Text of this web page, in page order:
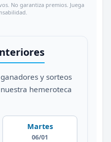
No garantiza premios. Juega
y sorteos
hemeroteca
Martes
06/01